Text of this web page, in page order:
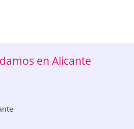
en Alicante